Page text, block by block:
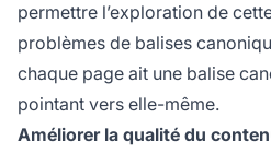
permettre l’exploration de
problèmes de balises
chaque page ait une balise
pointant vers elle-même.
Améliorer la qualité du